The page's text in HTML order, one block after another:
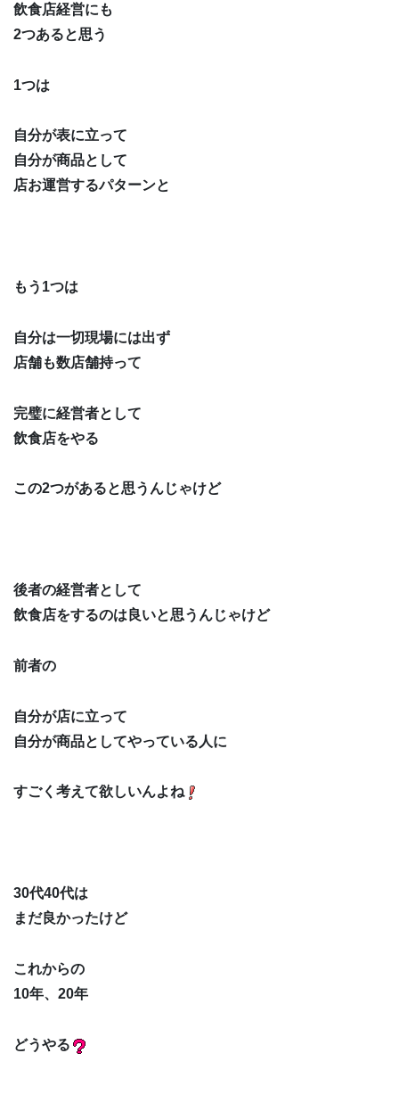
飲食店経営にも
2つあると思う
1つは
自分が表に立って
自分が商品として
店お運営するパターンと
もう1つは
自分は一切現場には出ず
店舗も数店舗持って
完璧に経営者として
飲食店をやる
この2つがあると思うんじゃけど
後者の経営者として
飲食店をするのは良いと思うんじゃけど
前者の
自分が店に立って
自分が商品としてやっている人に
すごく考えて欲しいんよね
30代40代は
まだ良かったけど
これからの
10年、20年
どうやる